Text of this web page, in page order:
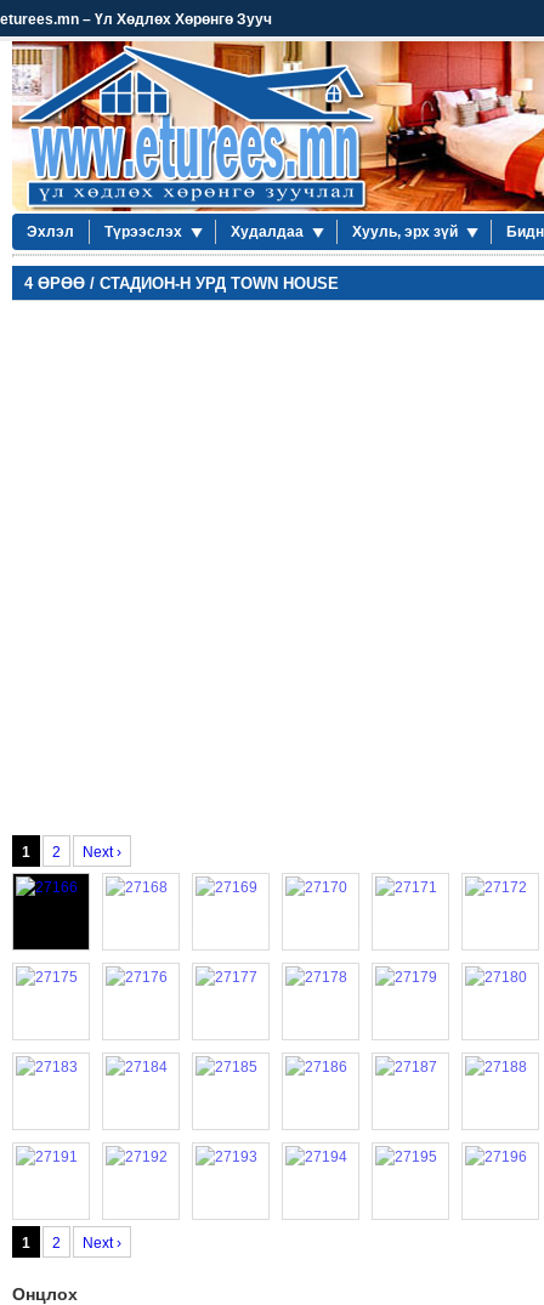
eturees.mn – Үл Хөдлөх Хөрөнгө Зууч
Эхлэл Түрээслэх Худалдаа Хууль, эрх зүй
4 ӨРӨӨ / СТАДИОН-Н УРД TOWN HOUSE
1 2 Next ›
1 2 Next ›
Онцлох